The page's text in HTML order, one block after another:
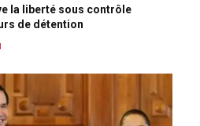
la liberté sous contrôle
de détention